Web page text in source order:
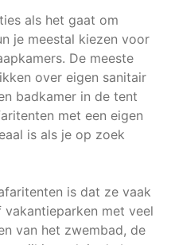
als het gaat om
je meestal kiezen voor
De meeste
over eigen sanitair
badkamer in de tent
met een eigen
is als je op zoek
is dat ze vaak
met veel
van het zwembad, de